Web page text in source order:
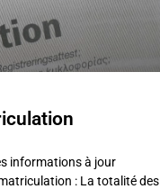
informations à jour
: La totalité des